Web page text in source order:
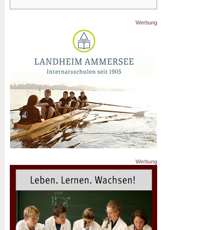
Werbung
Werbung